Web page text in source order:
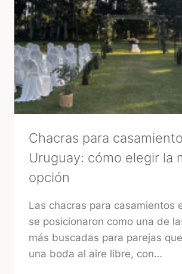
DE
ENCONTRAR
PROVEEDORES
CONFIABLES
EN
URUGUAY
Chacras para
Uruguay: cómo elegir la
opción
Las chacras para casamientos
se posicionaron como una de
más buscadas para parejas
una boda al aire libre, con…